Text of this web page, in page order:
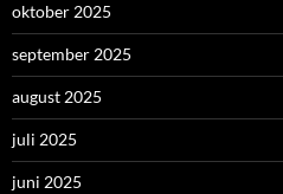
oktober 2025
september 2025
august 2025
juli 2025
juni 2025